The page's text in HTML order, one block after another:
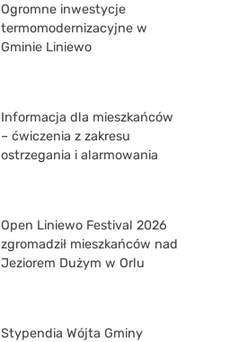
Ogromne inwestycje
termomodernizacyjne w
Gminie Liniewo
Informacja dla mieszkańców
– ćwiczenia z zakresu
ostrzegania i alarmowania
Open Liniewo Festival 2026
zgromadził mieszkańców nad
Jeziorem Dużym w Orlu
Stypendia Wójta Gminy